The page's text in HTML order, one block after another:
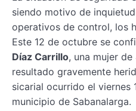
siendo motivo de
operativos de control, los
Este 12 de octubre se
Díaz Carrillo, una mujer
resultado gravemente
sicarial ocurrido el viernes
municipio de Sabanalarga.